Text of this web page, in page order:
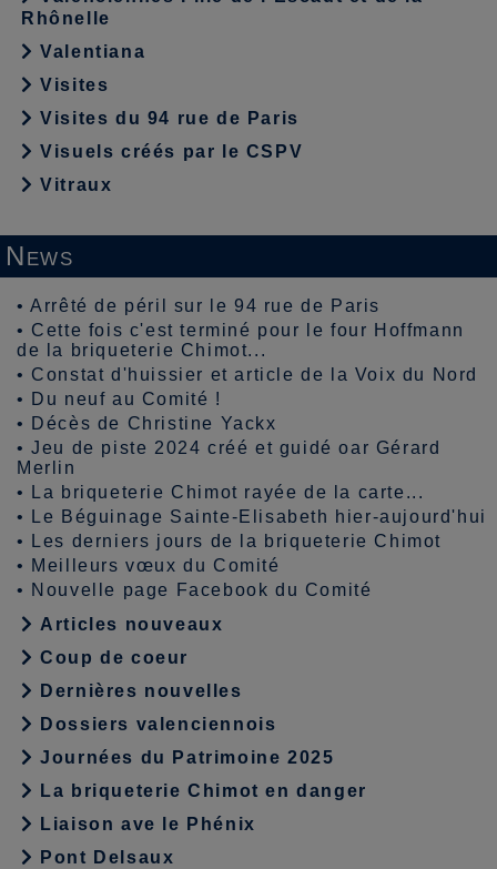
Rhônelle
Valentiana
Visites
Visites du 94 rue de Paris
Visuels créés par le CSPV
Vitraux
News
•Arrêté de péril sur le 94 rue de Paris
• Cette fois c'est terminé pour le four Hoffmann
de la briqueterie Chimot...
• Constat d'huissier et article de la Voix du Nord
•
Du neuf au Comité !
•
Décès de Christine Yackx
•Jeu de piste 2024 créé et guidé oar Gérard
Merlin
•
La briqueterie Chimot rayée de la carte...
•
Le Béguinage Sainte-Elisabeth hier-aujourd'hui
•
Les derniers jours de la briqueterie Chimot
• Meilleurs vœux du Comité
• Nouvelle page Facebook du Comité
Articles nouveaux
Coup de coeur
Dernières nouvelles
Dossiers valenciennois
Journées du Patrimoine 2025
La briqueterie Chimot en danger
Liaison ave le Phénix
Pont Delsaux